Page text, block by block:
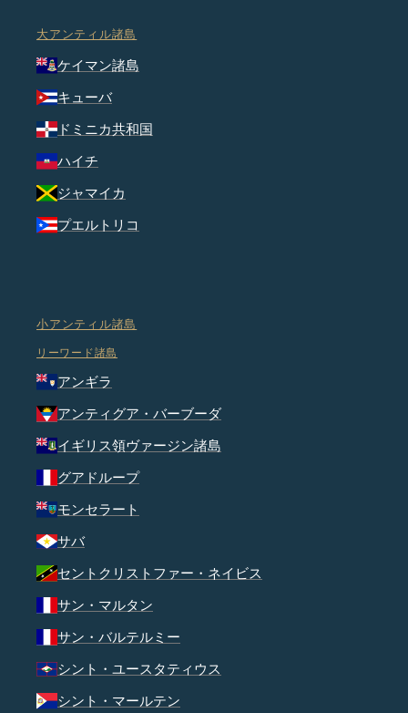
大アンティル諸島
ケイマン諸島
キューバ
ドミニカ共和国
ハイチ
ジャマイカ
プエルトリコ
小アンティル諸島
リーワード諸島
アンギラ
アンティグア・バーブーダ
イギリス領ヴァージン諸島
グアドループ
モンセラート
サバ
セントクリストファー・ネイビス
サン・マルタン
サン・バルテルミー
シント・ユースタティウス
シント・マールテン